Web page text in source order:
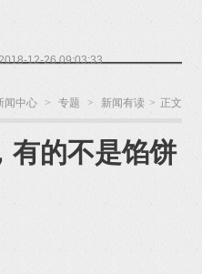
12-26 09:03:33
闻中心 > 专题 > 新闻有读 > 正文
来源：温州网
监
制：阮周琳
责任编
有的不是馅饼